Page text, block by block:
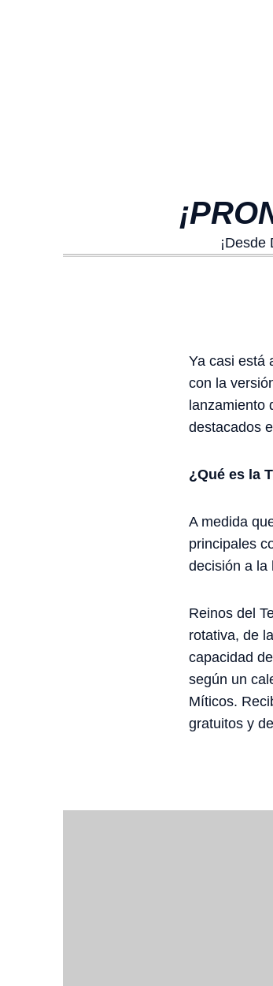
Ya casi está
con la
lanzamiento
destacados
¿Qué es la
A medida
principales
decisión a la
Reinos del
rotativa, de
capacidad
según un
Míticos.
gratuitos y